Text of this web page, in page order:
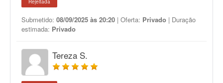
Rejeitada
Submetido: 08/09/2025 às 20:20 | Oferta: Privado | Duração
estimada: Privado
Tereza S.